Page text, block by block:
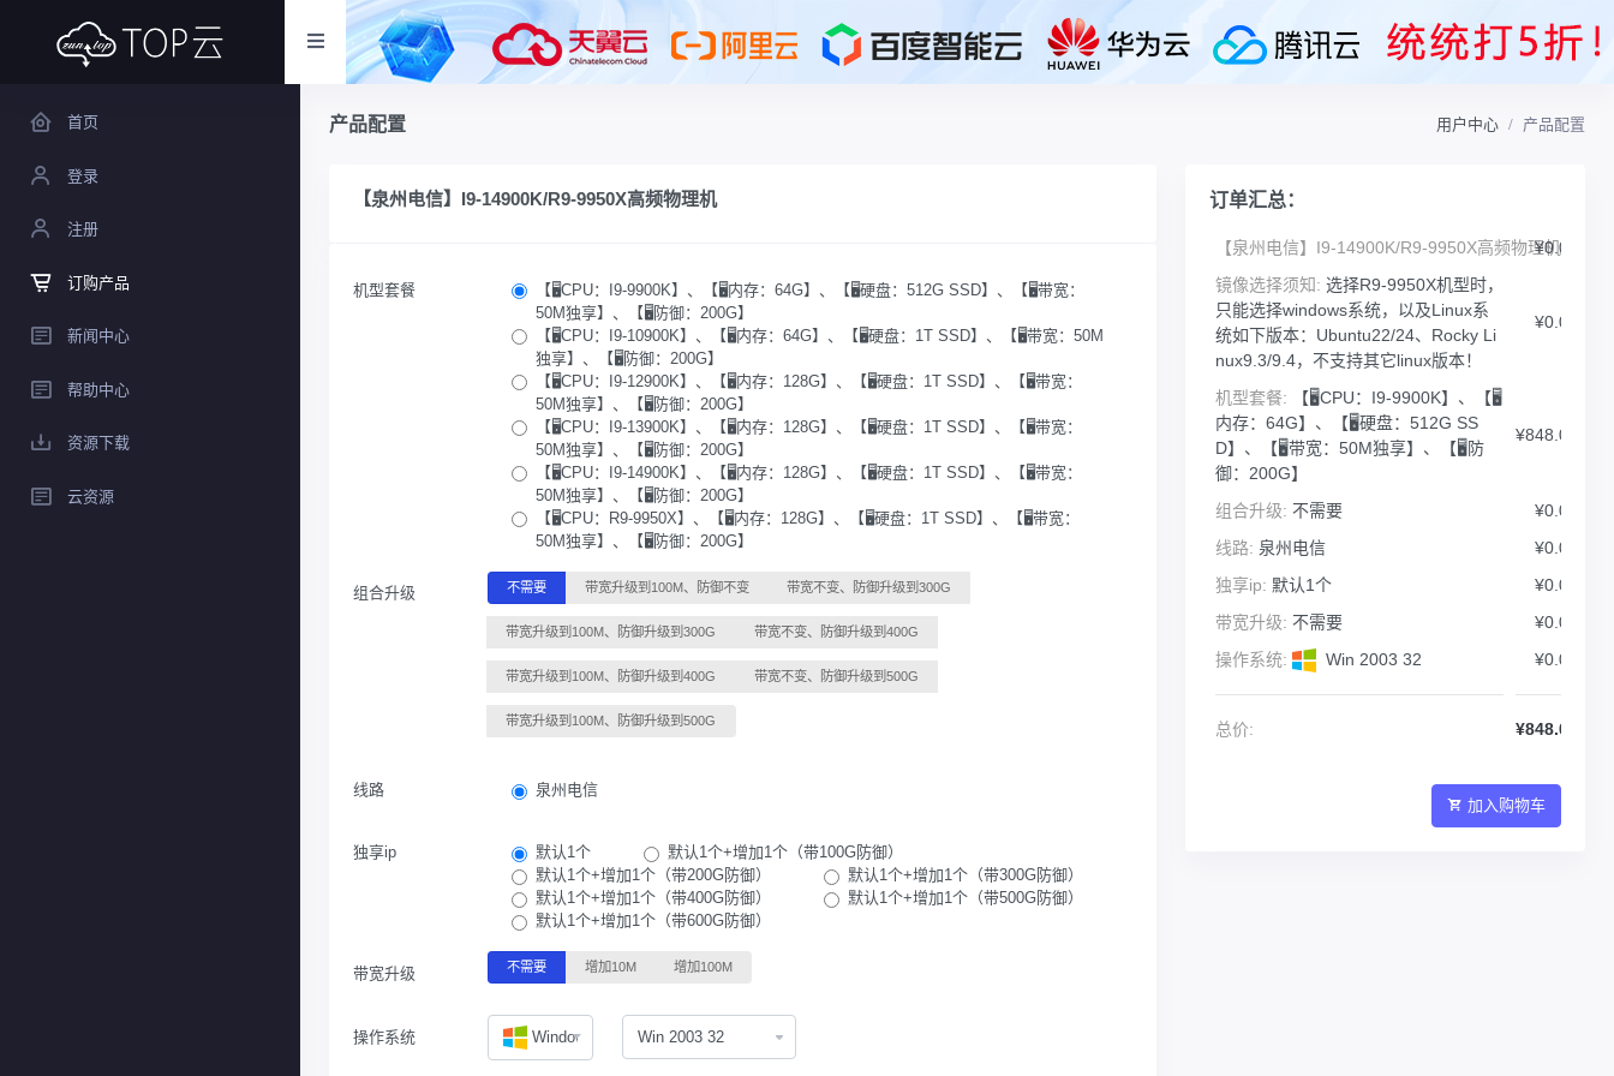
首页
登录
注册
订购产品
新闻中心
帮助中心
资源下载
云资源
产品配置 用户中心 产品配置
【泉州电信】I9-14900K/R9-9950X高频物理机
机型套餐
【🖥️CPU：I9-9900K】、【🖥️内存：64G】、【🖥️硬盘：512G SSD】、【🖥️带宽：
50M独享】、【🖥️防御：200G】
【🖥️CPU：I9-10900K】、【🖥️内存：64G】、【🖥️硬盘：1T SSD】、【🖥️带宽：50M
独享】、【🖥️防御：200G】
【🖥️CPU：I9-12900K】、【🖥️内存：128G】、【🖥️硬盘：1T SSD】、【🖥️带宽：
50M独享】、【🖥️防御：200G】
【🖥️CPU：I9-13900K】、【🖥️内存：128G】、【🖥️硬盘：1T SSD】、【🖥️带宽：
50M独享】、【🖥️防御：200G】
【🖥️CPU：I9-14900K】、【🖥️内存：128G】、【🖥️硬盘：1T SSD】、【🖥️带宽：
50M独享】、【🖥️防御：200G】
【🖥️CPU：R9-9950X】、【🖥️内存：128G】、【🖥️硬盘：1T SSD】、【🖥️带宽：
50M独享】、【🖥️防御：200G】
组合升级 不需要 带宽升级到100M、防御不变 带宽不变、防御升级到300G
带宽升级到100M、防御升级到300G 带宽不变、防御升级到400G
带宽升级到100M、防御升级到400G 带宽不变、防御升级到500G
带宽升级到100M、防御升级到500G
线路 泉州电信
独享ip 默认1个
默认1个+增加1个（带100G防御）
默认1个+增加1个（带200G防御）
默认1个+增加1个（带300G防御）
默认1个+增加1个（带400G防御）
默认1个+增加1个（带500G防御）
默认1个+增加1个（带600G防御）
带宽升级 不需要 增加10M 增加100M
操作系统 Windows
订单汇总：
【泉州电信】I9-14900K/R9-9950X高频物理机:
¥0.00
镜像选择须知: 选择R9-9950X机型时，
只能选择windows系统，以及Linux系
统如下版本：Ubuntu22/24、Rocky Li
nux9.3/9.4，不支持其它linux版本！
¥0.00
机型套餐:
【🖥️CPU：I9-9900K】、【🖥️
内存：64G】、【🖥️硬盘：512G SS
D】、【🖥️带宽：50M独享】、【🖥️防
御：200G】
¥848.00
组合升级: 不需要
¥0.00
线路: 泉州电信
¥0.00
独享ip: 默认1个
¥0.00
带宽升级: 不需要
¥0.00
操作系统:
Win 2003 32 ¥0.00
总价: ¥848.00
加入购物车